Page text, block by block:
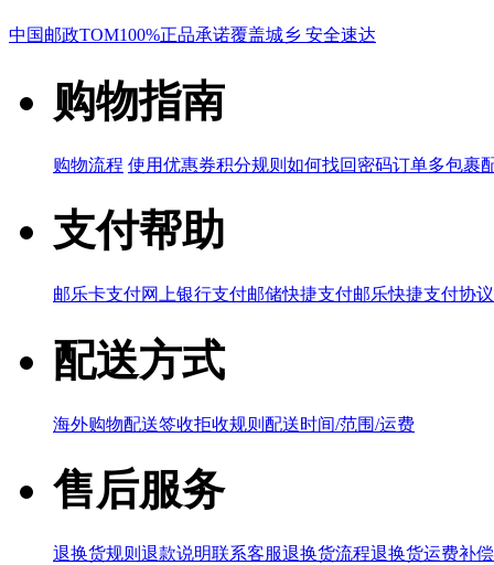
中国邮政TOM100%正品承诺覆盖城乡 安全速达
购物指南
购物流程 使用优惠券积分规则 如何找回密码订单多包裹
支付帮助
邮乐卡支付网上银行支付邮储快捷支付邮乐快捷支付协议
配送方式
海外购物配送签收拒收规则 配送时间/范围/运费
售后服务
退换货规则 退款说明联系客服退换货流程退换货运费补